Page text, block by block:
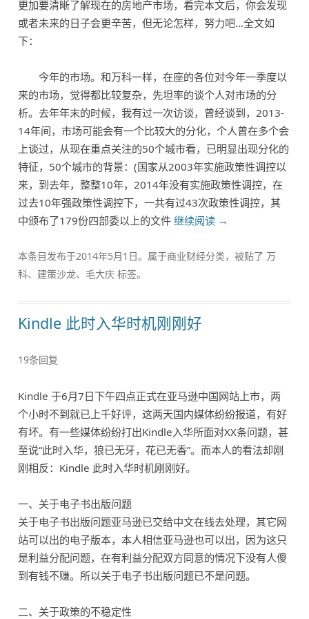
更加要清晰了解现在的房地产市场，看完本文后，你会发现
或者未来的日子会更辛苦，但无论怎样，努力吧…全文如
下：
今年的市场。和万科一样，在座的各位对今年一季度以
来的市场，觉得都比较复杂，先坦率的谈个人对市场的分
析。去年年末的时候，我有过一次访谈，曾经谈到，2013-
14年间，市场可能会有一个比较大的分化，个人曾在多个会
上谈过，从现在重点关注的50个城市看，已明显出现分化的
特征，50个城市的背景：(国家从2003年实施政策性调控以
来，到去年，整整10年，2014年没有实施政策性调控，在
过去10年强政策性调控下，一共有过43次政策性调控，其
中颁布了179份四部委以上的文件继续阅读 →
本条目发布于2014年5月1日。属于商业财经分类，被贴了 万
科、 建策沙龙、 毛大庆 标签。
Kindle 此时入华时机刚刚好
19条回复
Kindle 于6月7日下午四点正式在亚马逊中国网站上市，两
个小时不到就已上千好评，这两天国内媒体纷纷报道，有好
有坏。有一些媒体纷纷打出Kindle入华所面对XX条问题，甚
至说“此时入华，狼已无牙，花已无香”。而本人的看法却刚
刚相反：Kindle 此时入华时机刚刚好。
一、关于电子书出版问题
关于电子书出版问题亚马逊已交给中文在线去处理，其它网
站可以出的电子版本，本人相信亚马逊也可以出，因为这只
是利益分配问题，在有利益分配双方同意的情况下没有人傻
到有钱不赚。所以关于电子书出版问题已不是问题。
二、关于政策的不稳定性